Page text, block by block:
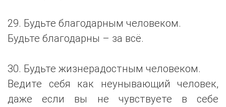
29. Будьте благодарным человеком.
Будьте благодарны – за всё.
30. Будьте жизнерадостным человеком.
Ведите себя как неунывающий человек,
даже если вы не чувствуете в себе